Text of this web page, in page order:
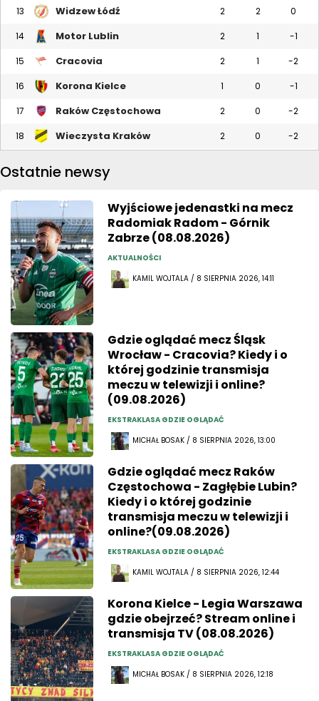
13 Widzew Łódź 2 2 0
14 Motor Lublin 2 1 -1
15 Cracovia 2 1 -2
16 Korona Kielce 1 0 -1
17 Raków Częstochowa 2 0 -2
18 Wieczysta Kraków 2 0 -2
Ostatnie newsy
Wyjściowe jedenastki na mecz
Radomiak Radom - Górnik
Zabrze (08.08.2026)
AKTUALNOŚCI
KAMIL WOJTALA / 8 SIERPNIA 2026, 14:11
Gdzie oglądać mecz Śląsk
Wrocław - Cracovia? Kiedy i o
której godzinie transmisja
meczu w telewizji i online?
(09.08.2026)
EKSTRAKLASA GDZIE OGLĄDAĆ
MICHAŁ BOSAK / 8 SIERPNIA 2026, 13:00
Gdzie oglądać mecz Raków
Częstochowa - Zagłębie Lubin?
Kiedy i o której godzinie
transmisja meczu w telewizji i
online?(09.08.2026)
EKSTRAKLASA GDZIE OGLĄDAĆ
KAMIL WOJTALA / 8 SIERPNIA 2026, 12:44
Korona Kielce - Legia Warszawa
gdzie obejrzeć? Stream online i
transmisja TV (08.08.2026)
EKSTRAKLASA GDZIE OGLĄDAĆ
MICHAŁ BOSAK / 8 SIERPNIA 2026, 12:18